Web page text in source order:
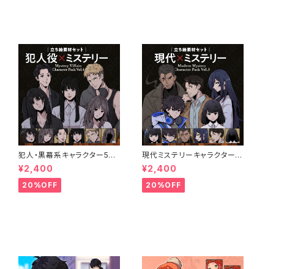
犯人・黒幕系キャラクター5体
セットの立ち絵素材｜ペン画
調・ミステリー向け｜不良・ヤ
ンデレ・優等生など
¥2,400
20%OFF
現代ミステリーキャラクター5
体セットの立ち絵素材｜ペン
画調・ミステリー・事件系向け
｜探偵・刑事・エンジニアなど
¥2,400
20%OFF